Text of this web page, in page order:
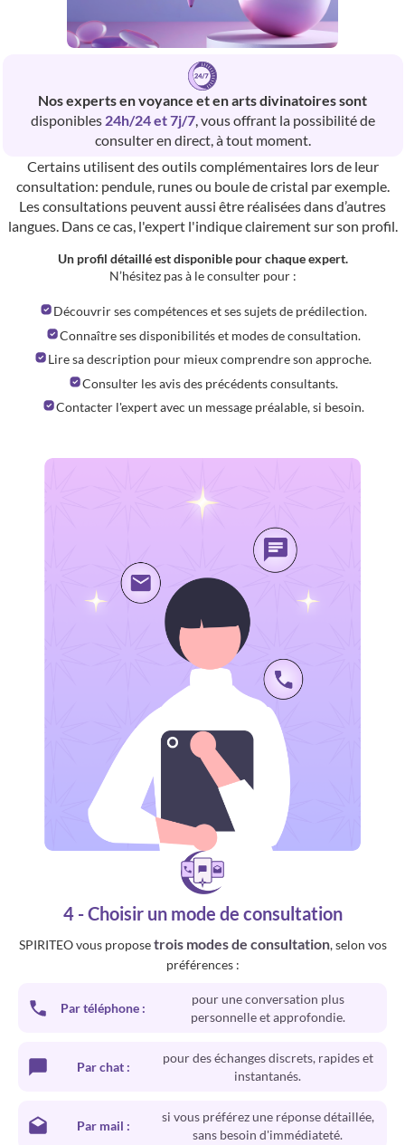
Nos experts en voyance et en arts divinatoires sont
disponibles 24h/24 et 7j/7, vous offrant la possibilité de
consulter en direct, à tout moment.
Certains utilisent des outils complémentaires lors de leur
consultation: pendule, runes ou boule de cristal par exemple.
Les consultations peuvent aussi être réalisées dans d’autres
langues. Dans ce cas, l'expert l'indique clairement sur son profil.
Un profil détaillé est disponible pour chaque expert.
N’hésitez pas à le consulter pour :
Découvrir ses compétences et ses sujets de prédilection.
Connaître ses disponibilités et modes de consultation.
Lire sa description pour mieux comprendre son approche.
Consulter les avis des précédents consultants.
Contacter l'expert avec un message préalable, si besoin.
4 - Choisir un mode de consultation
SPIRITEO vous proposetrois modes de consultation, selon vos
préférences :
Par téléphone :
pour une conversation plus
personnelle et approfondie.
Par chat :
pour des échanges discrets, rapides et
instantanés.
Par mail :
si vous préférez une réponse détaillée,
sans besoin d'immédiateté.